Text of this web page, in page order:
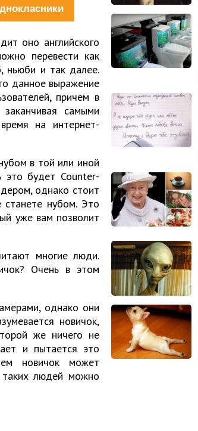
оно английского
перевести как
ньюби и так далее.
данное выражение
причем в
самыми
на интернет-
в той или иной
это будет Counter-
однако стоит
нубом. Это
уже вам позволит
многие люди.
Очень в этом
однако они
новичок,
же ничего не
и пытается это
новичок может
таких людей можно